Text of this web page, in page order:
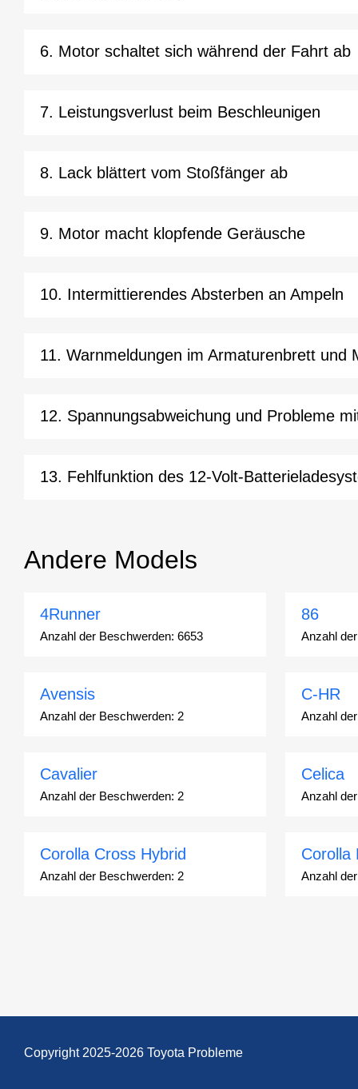
6. Motor schaltet sich während der Fahrt ab
7. Leistungsverlust beim Beschleunigen
8. Lack blättert vom Stoßfänger ab
9. Motor macht klopfende Geräusche
10. Intermittierendes Absterben an Ampeln
11. Warnmeldungen im Armaturenbrett und
12. Spannungsabweichung und Probleme
13. Fehlfunktion des 12-Volt-
Andere Models
4Runner
Anzahl der Beschwerden: 6653
86
Anzahl
Avensis
Anzahl der Beschwerden: 2
C-HR
Anzahl
Cavalier
Anzahl der Beschwerden: 2
Celica
Anzahl
Corolla Cross Hybrid
Anzahl der Beschwerden: 2
Corolla
Anzahl
Echo FJ
Copyright 2025-2026 Toyota Probleme